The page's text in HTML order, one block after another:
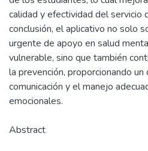
calidad y efectividad del servicio
conclusión, el aplicativo no solo
urgente de apoyo en salud
vulnerable, sino que también
la prevención, proporcionando
comunicación y el manejo
emocionales.
Abstract